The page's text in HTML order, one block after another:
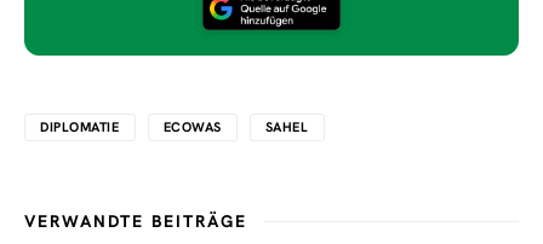
DIPLOMATIE ECOWAS SAHEL
VERWANDTE BEITRÄGE